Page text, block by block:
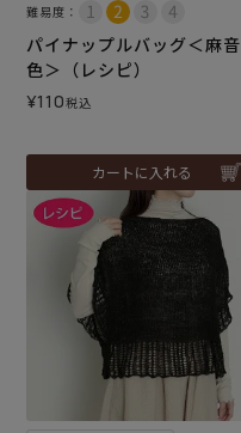
難易度：
パイナップルバッグ＜麻音
色＞（レシピ）
¥110税込
カートに入れる